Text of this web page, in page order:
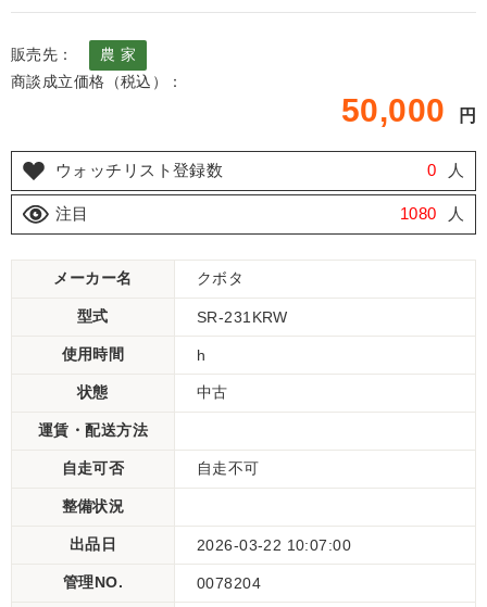
販売先：
農 家
商談成立価格（税込）：
50,000 円
ウォッチリスト登録数 0 人
注目 1080 人
メーカー名 クボタ
型式 SR-231KRW
使用時間 h
状態 中古
運賃・配送方法
自走可否 自走不可
整備状況
出品日 2026-03-22 10:07:00
管理NO. 0078204